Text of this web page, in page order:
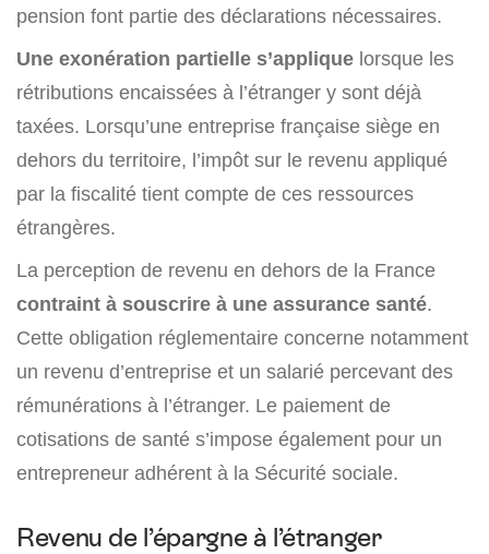
pension font partie des déclarations nécessaires.
Une exonération partielle s’applique lorsque les
rétributions encaissées à l’étranger y sont déjà
taxées. Lorsqu’une entreprise française siège en
dehors du territoire, l’impôt sur le revenu appliqué
par la fiscalité tient compte de ces ressources
étrangères.
La perception de revenu en dehors de la France
contraint à souscrire à une assurance santé.
Cette obligation réglementaire concerne notamment
un revenu d’entreprise et un salarié percevant des
rémunérations à l’étranger. Le paiement de
cotisations de santé s’impose également pour un
entrepreneur adhérent à la Sécurité sociale.
Revenu de l’épargne à l’étranger